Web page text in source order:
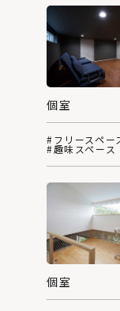
個室
#フリースペー
#趣味スペース
個室